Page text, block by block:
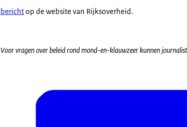
berichtop de website van Rijksoverheid.
Voor vragen over beleid rond mond-en-klauwzeer kunnen